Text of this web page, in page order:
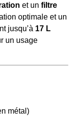
et un filtre
optimale et un
jusqu’à 17 L
un usage
métal)